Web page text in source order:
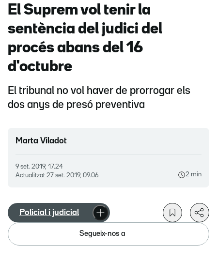
El Suprem vol tenir la
sentència del judici del
procés abans del 16
d'octubre
El tribunal no vol haver de prorrogar els
dos anys de presó preventiva
Marta Viladot
9 set. 2019, 17.24
Actualitzat 27 set. 2019, 09.06 2 min
Policial i judicial
Segueix-nos a